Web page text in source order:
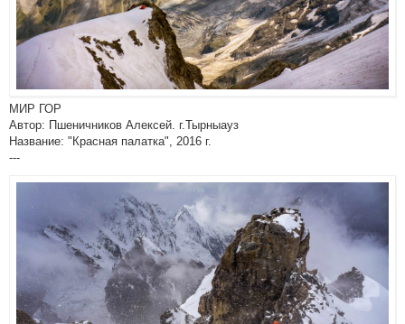
МИР ГОР
Автор: Пшеничников Алексей. г.Тырныауз
Название: "Красная палатка", 2016 г.
---